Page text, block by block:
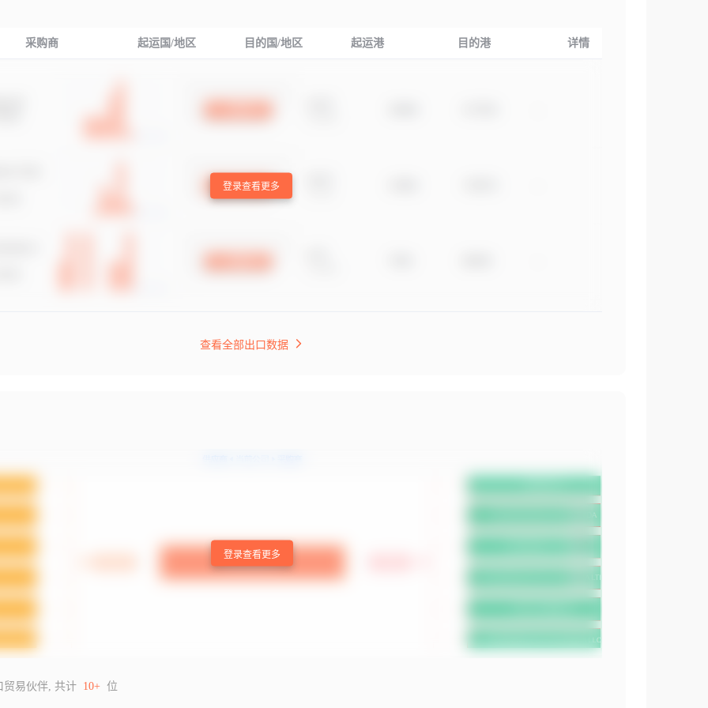
采购商 起运国/地区 目的国/地区 起运港 目的港 详情
登录查看更多
查看全部出口数据
登录查看更多
贸易伙伴, 共计 10+ 位